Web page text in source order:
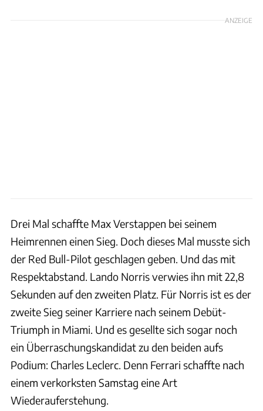
ANZEIGE
Drei Mal schaffte Max Verstappen bei seinem
Heimrennen einen Sieg. Doch dieses Mal musste sich
der Red Bull-Pilot geschlagen geben. Und das mit
Respektabstand. Lando Norris verwies ihn mit 22,8
Sekunden auf den zweiten Platz. Für Norris ist es der
zweite Sieg seiner Karriere nach seinem Debüt-
Triumph in Miami. Und es gesellte sich sogar noch
ein Überraschungskandidat zu den beiden aufs
Podium: Charles Leclerc. Denn Ferrari schaffte nach
einem verkorksten Samstag eine Art
Wiederauferstehung.